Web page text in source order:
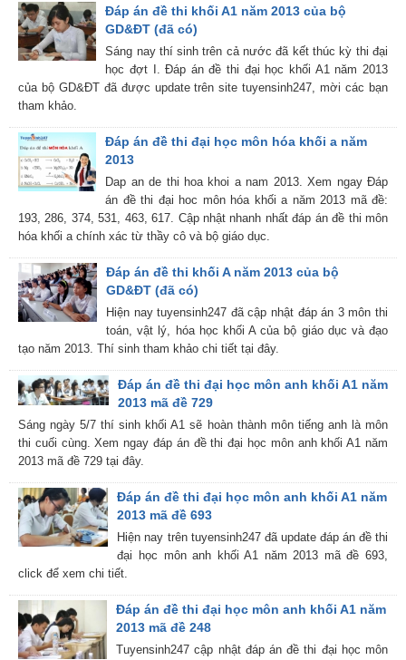
Đáp án đề thi khối A1 năm 2013 của bộ
GD&ĐT (đã có)
Sáng nay thí sinh trên cả nước đã kết thúc kỳ thi đại
học đợt I. Đáp án đề thi đại học khối A1 năm 2013
của bộ GD&ĐT đã được update trên site tuyensinh247, mời các bạn
tham khảo.
Đáp án đề thi đại học môn hóa khối a năm
2013
Dap an de thi hoa khoi a nam 2013. Xem ngay Đáp
án đề thi đại hoc môn hóa khối a năm 2013 mã đề:
193, 286, 374, 531, 463, 617. Cập nhật nhanh nhất đáp án đề thi môn
hóa khối a chính xác từ thầy cô và bộ giáo dục.
Đáp án đề thi khối A năm 2013 của bộ
GD&ĐT (đã có)
Hiện nay tuyensinh247 đã cập nhật đáp án 3 môn thi
toán, vật lý, hóa học khối A của bộ giáo dục và đạo
tạo năm 2013. Thí sinh tham khảo chi tiết tại đây.
Đáp án đề thi đại học môn anh khối A1 năm
2013 mã đề 729
Sáng ngày 5/7 thí sinh khối A1 sẽ hoàn thành môn tiếng anh là môn
thi cuối cùng. Xem ngay đáp án đề thi đại học môn anh khối A1 năm
2013 mã đề 729 tại đây.
Đáp án đề thi đại học môn anh khối A1 năm
2013 mã đề 693
Hiện nay trên tuyensinh247 đã update đáp án đề thi
đại học môn anh khối A1 năm 2013 mã đề 693,
click để xem chi tiết.
Đáp án đề thi đại học môn anh khối A1 năm
2013 mã đề 248
Tuyensinh247 cập nhật đáp án đề thi đại học môn